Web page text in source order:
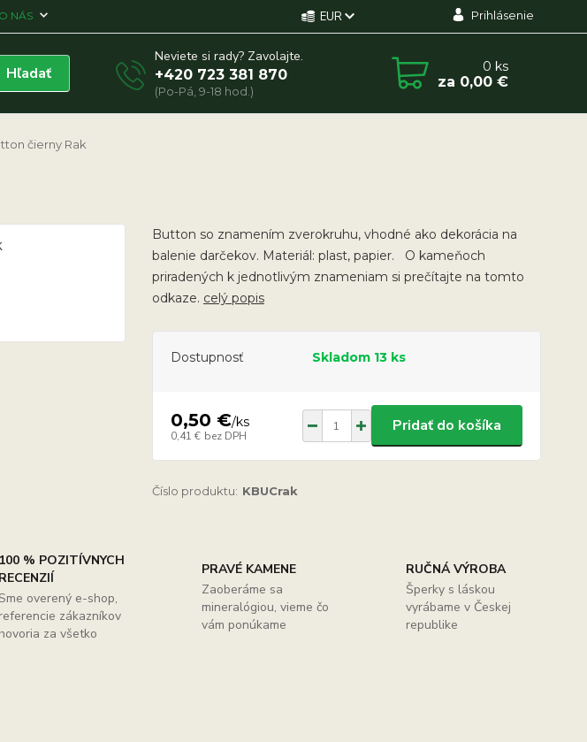
O NÁS EUR Prihlásenie
Hľadať
Neviete si rady? Zavolajte.
+420 723 381 870
(Po-Pá, 9-18 hod.)
0 ks
za 0,00 €
čierny Rak
Button so znamením zverokruhu, vhodné ako dekorácia na
balenie darčekov. Materiál: plast, papier. O kameňoch
priradených k jednotlivým znameniam si prečítajte na tomto
odkaze. celý popis
Dostupnosť Skladom 13 ks
0,50 €/ks
0,41 € bez DPH
Pridať do košíka
Číslo produktu: KBUCrak
100 % POZITÍVNYCH
RECENZIÍ
Sme overený e-shop,
referencie zákazníkov
hovoria za všetko
PRAVÉ KAMENE
Zaoberáme sa
mineralógiou, vieme čo
vám ponúkame
RUČNÁ VÝROBA
Šperky s láskou
vyrábame v Českej
republike